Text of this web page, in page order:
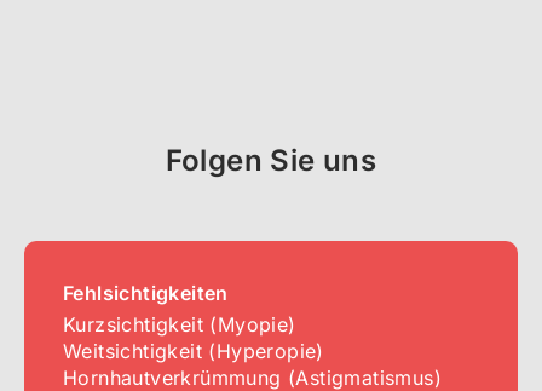
Folgen Sie uns
Fehlsichtigkeiten
Kurzsichtigkeit (Myopie)
Weitsichtigkeit (Hyperopie)
Hornhautverkrümmung (Astigmatismus)